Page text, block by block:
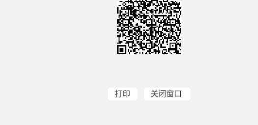
打印 关闭窗口